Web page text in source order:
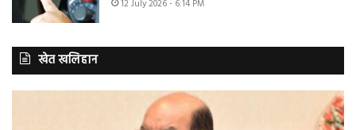
12 July 2026 - 6:14 PM
खेत खलिहान